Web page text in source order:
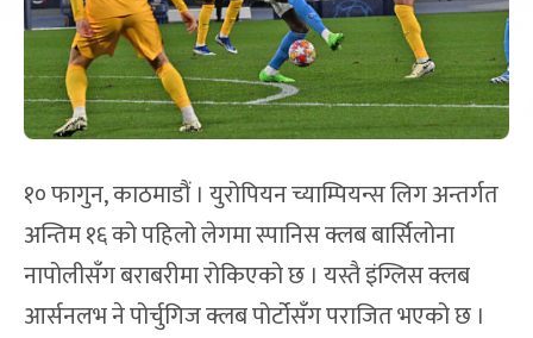
१० फागुन, काठमाडौं । युरोपियन च्याम्पियन्स लिग अन्तर्गत
अन्तिम १६ को पहिलो लेगमा स्पानिस क्लब बार्सिलोना
नापोलीसँग बराबरीमा रोकिएको छ । यस्तै इंग्लिस क्लब
आर्सनलभ ने पोर्चुगिज क्लब पोर्टोसँग पराजित भएको छ ।